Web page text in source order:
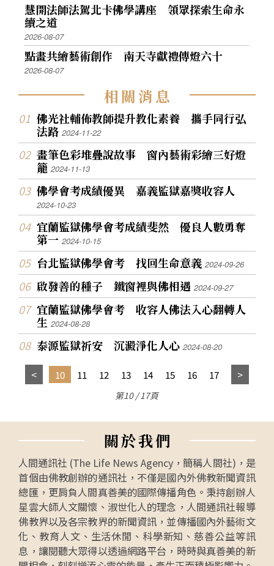
慧開法師法駕北卡佛學講座 領眾探索生命永
續之道
2026-08-07
點畫共繪藝術創作 南天寺獻禮傳燈六十
2026-08-07
相關消息
佛光社輔佈教師提升教化素養 攜手同行弘
法路2024-11-22
畫筆色彩堆疊說故事 窗內藝術彩繪三好燈
籠2024-11-13
佛學會考成績優異 嘉義監獄嘉獎收容人
2024-10-23
宜蘭監獄佛學會考成績斐然 優良人數勇奪
第一2024-10-15
台北監獄佛學會考 找回生命意義2024-09-26
啟發善的種子 鐵窗裡與佛相遇2024-09-27
宜蘭監獄佛學會考 收容人佛法入心翻轉人
生2024-08-28
泰源監獄祈安 沉澱淨化人心2024-08-20
10 11 12 13 14 15 16 17
第10 / 17頁
關於我們
人間通訊社 (The Life News Agency，簡稱人間社)，是
首個由佛教創辦的通訊社，不僅是國內外佛教新聞資訊
總匯，更肩負人間真善美的國際傳播角色。秉持創辦人
星雲大師人文關懷、淑世化人的理念，人間通訊社報導
佛教界以及各宗教界的新聞資訊，並傳播國內外藝術文
化、教育人文、生活休閒、科學新知、慈善公益等訊
息，讓閱聽大眾得以透過網路平台，時時與真善美的新